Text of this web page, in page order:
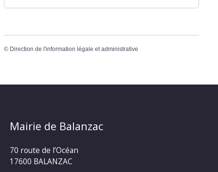
© Direction de l'information légale et administrative
Mairie de Balanzac
70 route de l’Océan
17600 BALANZAC